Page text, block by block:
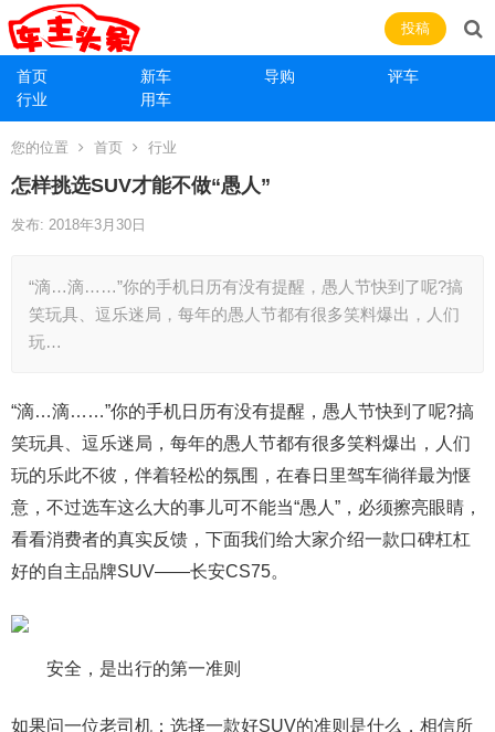
首页 新车 导购
评车
行业
用车
投稿
您的位置 首页 行业
怎样挑选SUV才能不做“愚人”
发布: 2018年3月30日
“滴…滴……”你的手机日历有没有提醒，愚人节快到了呢?搞
笑玩具、逗乐迷局，每年的愚人节都有很多笑料爆出，人们
玩…
“滴…滴……”你的手机日历有没有提醒，愚人节快到了呢?搞
笑玩具、逗乐迷局，每年的愚人节都有很多笑料爆出，人们
玩的乐此不彼，伴着轻松的氛围，在春日里驾车徜徉最为惬
意，不过选车这么大的事儿可不能当“愚人”，必须擦亮眼睛，
看看消费者的真实反馈，下面我们给大家介绍一款口碑杠杠
好的自主品牌SUV——长安CS75。
安全，是出行的第一准则
如果问一位老司机：选择一款好SUV的准则是什么，相信所